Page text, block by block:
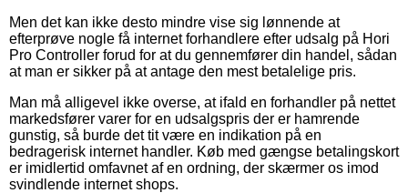
Men det kan ikke desto mindre vise sig lønnende at
efterprøve nogle få internet forhandlere efter udsalg på Hori
Pro Controller forud for at du gennemfører din handel, sådan
at man er sikker på at antage den mest betalelige pris.
Man må alligevel ikke overse, at ifald en forhandler på nettet
markedsfører varer for en udsalgspris der er hamrende
gunstig, så burde det tit være en indikation på en
bedragerisk internet handler. Køb med gængse betalingskort
er imidlertid omfavnet af en ordning, der skærmer os imod
svindlende internet shops.